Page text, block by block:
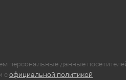
персональные данные
софициальной политикой